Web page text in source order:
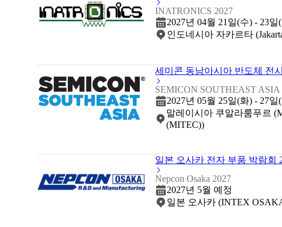
INATRONICS 2027
2027년 04월 21일(수) - 23일
인도네시아 자카르타
세미콘 동남아시아 반도체 전
SEMICON SOUTHEAST ASIA
2027년 05월 25일(화) - 27일
말레이시아 쿠알라룸푸르
(MITEC))
일본 오사카 전자 부품 박람회
Nepcon Osaka 2027
2027년 5월 예정
일본 오사카 (INTEX